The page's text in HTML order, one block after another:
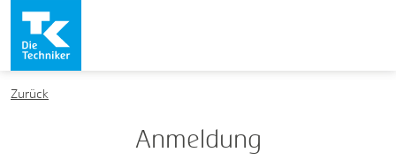
Zurück
Anmeldung